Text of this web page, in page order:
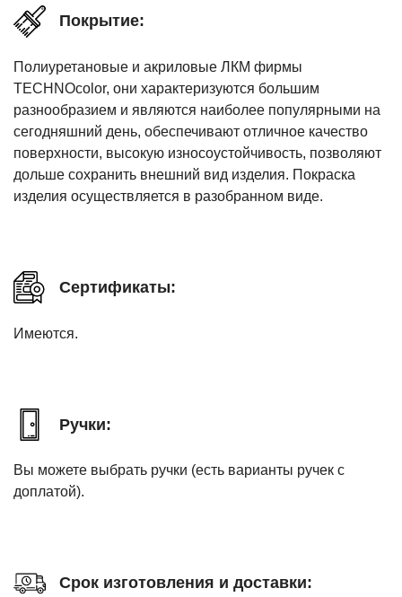
Покрытие:
Полиуретановые и акриловые ЛКМ фирмы
TECHNOcolor, они характеризуются большим
разнообразием и являются наиболее популярными на
сегодняшний день, обеспечивают отличное качество
поверхности, высокую износоустойчивость, позволяют
дольше сохранить внешний вид изделия. Покраска
изделия осуществляется в разобранном виде.
Сертификаты:
Имеются.
Ручки:
Вы можете выбрать ручки (есть варианты ручек с
доплатой).
Срок изготовления и доставки: